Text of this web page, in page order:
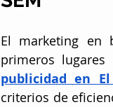
El marketing en
primeros
publicidad en El
criterios de